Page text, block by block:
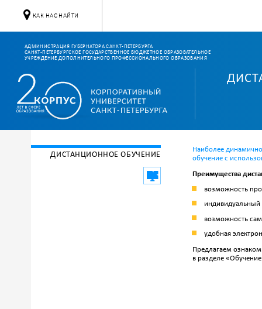
АДМИНИСТРАЦИЯ ГУБЕРНАТОРА САНКТ-ПЕТЕРБУРГА
САНКТ-ПЕТЕРБУРГСКОЕ ГОСУДАРСТВЕННОЕ БЮДЖЕТНОЕ ОБРАЗОВАТЕЛЬНОЕ
УЧРЕЖДЕНИЕ ДОПОЛНИТЕЛЬНОГО ПРОФЕССИОНАЛЬНОГО ОБРАЗОВАНИЯ
Корпоративный
КАК НАС НАЙТИ
ДИСТАНЦИОННОЕ ОБУЧЕНИЕ
Наиболее
обучение с
Преимущества
возможность
индивидуальный
возможность
удобная
Предлагаем
в разделе